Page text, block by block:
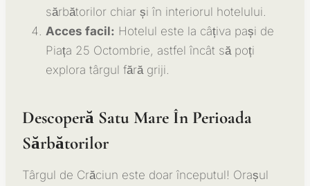
sărbătorilor chiar și în interiorul hotelului.
Acces facil: Hotelul este la câțiva pași de
Piața 25 Octombrie, astfel încât să poți
explora târgul fără griji.
Descoperă Satu Mare În Perioada
Sărbătorilor
Târgul de Crăciun este doar începutul! Orașul